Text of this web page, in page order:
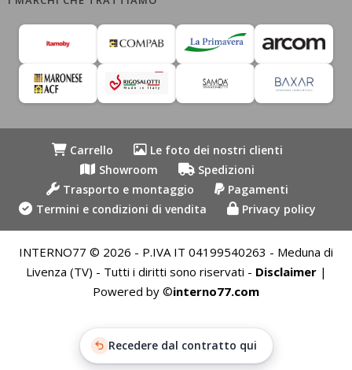
Carrello
Le foto dei nostri clienti
Showroom
Spedizioni
Trasporto e montaggio
Pagamenti
Termini e condizioni di vendita
Privacy policy
INTERNO77 © 2026 - P.IVA IT 04199540263 - Meduna di
Livenza (TV) - Tutti i diritti sono riservati - Disclaimer|
Powered by ©interno77.com
Recedere dal contratto qui